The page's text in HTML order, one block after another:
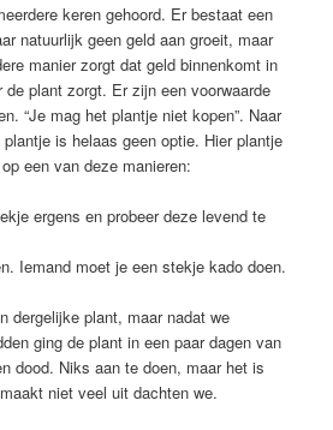
keren gehoord. Er bestaat een
natuurlijk geen geld aan groeit, maar
manier zorgt dat geld binnenkomt in
de plant zorgt. Er zijn een voorwaarde
“Je mag het plantje niet kopen”. Naar
is helaas geen optie. Hier plantje
een van deze manieren:
ergens en probeer deze levend te
Iemand moet je een stekje kado doen.
dergelijke plant, maar nadat we
ging de plant in een paar dagen van
dood. Niks aan te doen, maar het is
niet veel uit dachten we.